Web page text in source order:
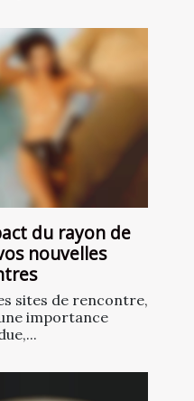
du rayon de
nouvelles
sites de rencontre,
importance